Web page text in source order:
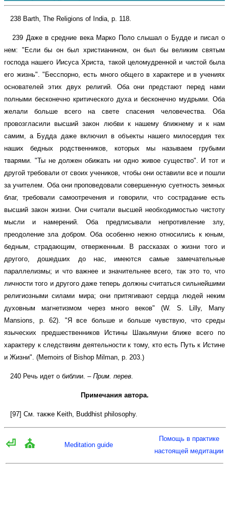
238 Barth, The Religions of India, p. 118.
239 Даже в средние века Марко Поло слышал о Будде и писал о
нем: "Если бы он был христианином, он был бы великим святым
господа нашего Иисуса Христа, такой целомудренной и чистой была
его жизнь". "Бесспорно, есть много общего в характере и в учениях
основателей этих двух религий. Оба они предстают перед нами
полными бесконечно критического духа и бесконечно мудрыми. Оба
желали больше всего на свете спасения человечества. Оба
провозгласили высший закон любви к нашему ближнему и к нам
самим, а Будда даже включил в объекты нашего милосердия тех
наших бедных родственников, которых мы называем грубыми
тварями. "Ты не должен обижать ни одно живое существо". И тот и
другой требовали от своих учеников, чтобы они оставили все и пошли
за учителем. Оба они проповедовали совершенную суетность земных
благ, требовали самоотречения и говорили, что сострадание есть
высший закон жизни. Они считали высшей необходимостью чистоту
мысли и намерений. Оба предписывали непротивление злу,
преодоление зла добром. Оба особенно нежно относились к юным,
бедным, страдающим, отверженным. В рассказах о жизни того и
другого, дошедших до нас, имеются самые замечательные
параллелизмы; и что важнее и значительнее всего, так это то, что
личности того и другого даже теперь должны считаться сильнейшими
религиозными силами мира; они притягивают сердца людей неким
духовным магнетизмом через много веков" (W. S. Lilly, Many
Mansions, р. 62). "Я все больше и больше чувствую, что среды
языческих предшественников Истины Шакьямуни ближе всего по
характеру к следствиям деятельности к тому, кто есть Путь к Истине
и Жизни". (Memoirs of Bishop Milman, р. 203.)
240 Речь идет о библии. – Прим. перев.
Примечания автора.
[97] См. также Keith, Buddhist philosophy.
⏎ ⛪ Meditation guide
Помощь в практике
настоящей медитации